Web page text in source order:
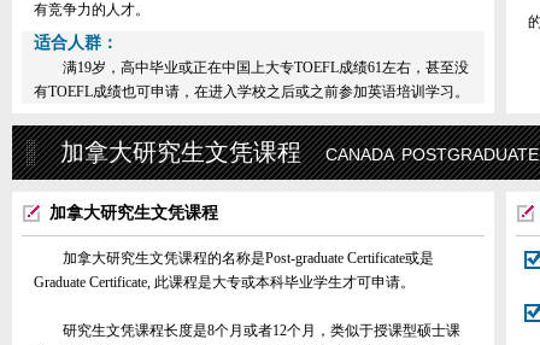
有竞争力的人才。
适合人群：
满19岁，高中毕业或正在中国上大专TOEFL成绩61左右，甚至没
有TOEFL成绩也可申请，在进入学校之后或之前参加英语培训学习。
加拿大研究生文凭课程canada
加拿大研究生文凭课程
加拿大研究生文凭课程的名称是Post-graduate Certificate或是
Graduate Certificate, 此课程是大专或本科毕业学生才可申请。
研究生文凭课程长度是8个月或者12个月，类似于授课型硕士课